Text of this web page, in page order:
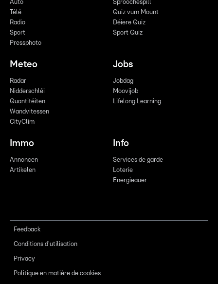
Auto
Télé
Radio
Sport
Pressphoto
Sproochespill
Quiz vum Mount
Déiere Quiz
Sport Quiz
Meteo
Radar
Nidderschléi
Quantitéiten
Wandvitessen
CityClim
Jobs
Jobdag
Moovijob
Lifelong Learning
Immo
Annoncen
Artikelen
Info
Services de garde
Loterie
Energieauer
Feedback
Conditions d'utilisation
Privacy
Politique en matière de cookies